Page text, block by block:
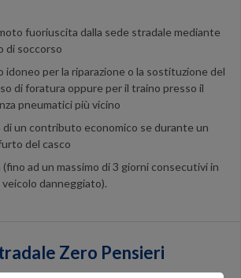
fuoriuscita dalla sede stradale mediante
di soccorso
idoneo per la riparazione o la sostituzione del
di foratura oppure per il traino presso il
pneumatici più vicino
un contributo economico se durante un
del casco
(fino ad un massimo di 3 giorni consecutivi in
danneggiato).
Zero Pensieri